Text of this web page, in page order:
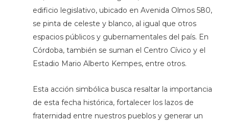
edificio legislativo, ubicado en Avenida Olmos 580,
se pinta de celeste y blanco, al igual que otros
espacios públicos y gubernamentales del país. En
Córdoba, también se suman el Centro Cívico y el
Estadio Mario Alberto Kempes, entre otros.
Esta acción simbólica busca resaltar la importancia
de esta fecha histórica, fortalecer los lazos de
fraternidad entre nuestros pueblos y generar un